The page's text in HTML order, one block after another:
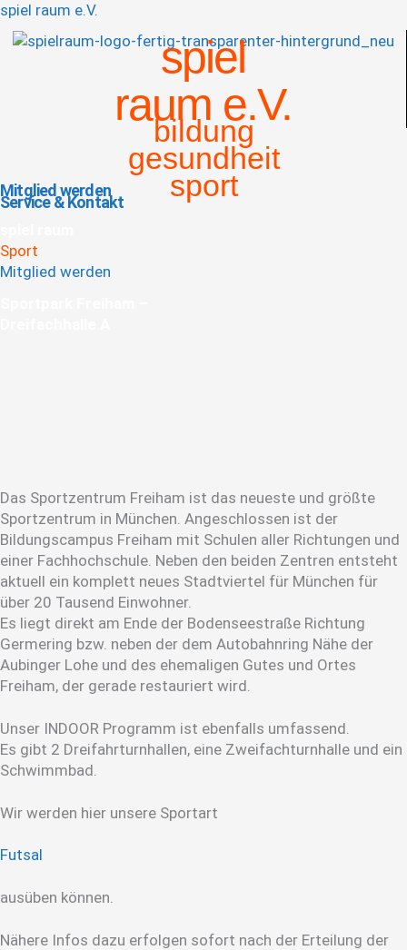
spiel raum e.V.
spiel
raum e.V.
bildung
gesundheit
sport
Mitglied werden
Service & Kontakt
Sport
Mitglied werden
Das Sportzentrum Freiham ist das neueste und größte
Sportzentrum in München. Angeschlossen ist der
Bildungscampus Freiham mit Schulen aller Richtungen und
einer Fachhochschule. Neben den beiden Zentren entsteht
aktuell ein komplett neues Stadtviertel für München für
über 20 Tausend Einwohner.
Es liegt direkt am Ende der Bodenseestraße Richtung
Germering bzw. neben der dem Autobahnring Nähe der
Aubinger Lohe und des ehemaligen Gutes und Ortes
Freiham, der gerade restauriert wird.
Unser INDOOR Programm ist ebenfalls umfassend.
Es gibt 2 Dreifahrturnhallen, eine Zweifachturnhalle und ein
Schwimmbad.
Wir werden hier unsere Sportart
Futsal
ausüben können.
Nähere Infos dazu erfolgen sofort nach der Erteilung der